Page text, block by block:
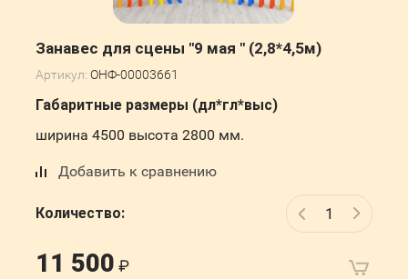
Занавес для сцены "9 мая " (2,8*4,5м)
Артикул: ОНФ-00003661
Габаритные размеры (дл*гл*выс)
ширина 4500 высота 2800 мм.
Добавить к сравнению
Количество:
11 500